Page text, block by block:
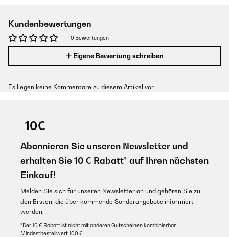
Kundenbewertungen
0 Bewertungen
Eigene Bewertung schreiben
Es liegen keine Kommentare zu diesem Artikel vor.
-10€
Abonnieren Sie unseren Newsletter und
erhalten Sie 10 € Rabatt* auf Ihren nächsten
Einkauf!
Melden Sie sich für unseren Newsletter an und gehören Sie zu
den Ersten, die über kommende Sonderangebote informiert
werden.
*Der 10 € Rabatt ist nicht mit anderen Gutscheinen kombinierbar.
Mindestbestellwert 100 €.